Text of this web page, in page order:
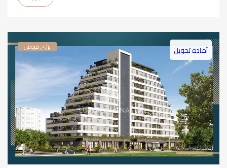
برای فروش آماده تحویل